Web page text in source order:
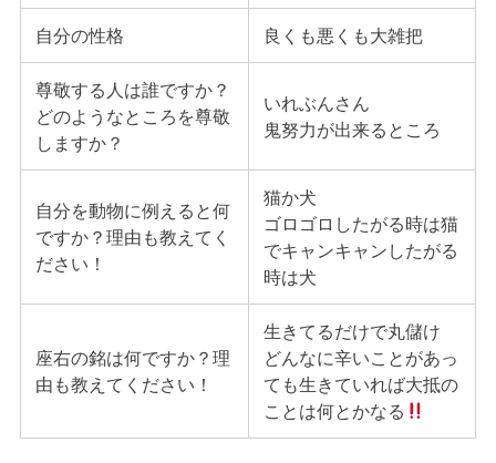
自分の性格 良くも悪くも大雑把
尊敬する人は誰ですか？
どのようなところを尊敬
しますか？
いれぶんさん
鬼努力が出来るところ
自分を動物に例えると何
ですか？理由も教えてく
ださい！
猫か犬
ゴロゴロしたがる時は猫
でキャンキャンしたがる
時は犬
座右の銘は何ですか？理
由も教えてください！
生きてるだけで丸儲け
どんなに辛いことがあっ
ても生きていれば大抵の
ことは何とかなる